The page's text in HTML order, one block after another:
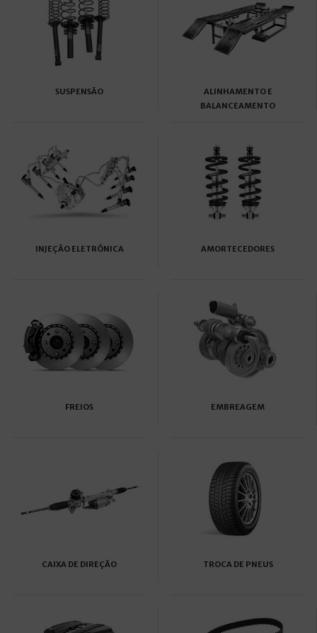
SUSPENSÃO
ALINHAMENTO E
BALANCEAMENTO
INJEÇÃO ELETRÔNICA AMORTECEDORES
FREIOS EMBREAGEM
CAIXA DE DIREÇÃO TROCA DE PNEUS